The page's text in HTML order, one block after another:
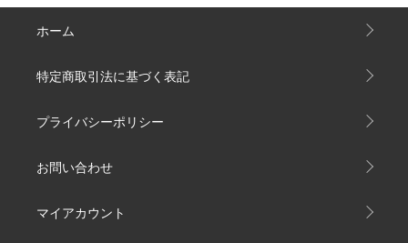
ホーム
特定商取引法に基づく表記
プライバシーポリシー
お問い合わせ
マイアカウント